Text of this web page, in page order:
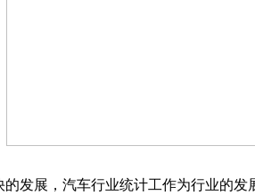
展，汽车行业统计工作为行业的发